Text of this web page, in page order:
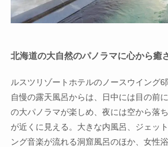
北海道の大自然のパノラマに心から癒
ルスツリゾートホテルのノースウイング6
自慢の露天風呂からは、日中には目の前
の大パノラマが楽しめ、夜には空から落
が近くに見える。大きな内風呂、ジェッ
ング音楽が流れる洞窟風呂のほか、女性